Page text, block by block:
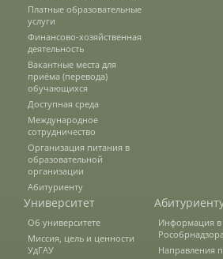
Кадры в АПК
О федеральном проекте
Документы
Протоколы
Разное
Платные образовательные
услуги
Финансово-хозяйственная
деятельность
Вакантные места для
приёма (перевода)
обучающихся
Доступная среда
Международное
сотрудничество
Организация питания в
образовательной
организации
Абитуриенту
Университет
Об университете
Миссия, цель и ценности
УдГАУ
Информация
Направления